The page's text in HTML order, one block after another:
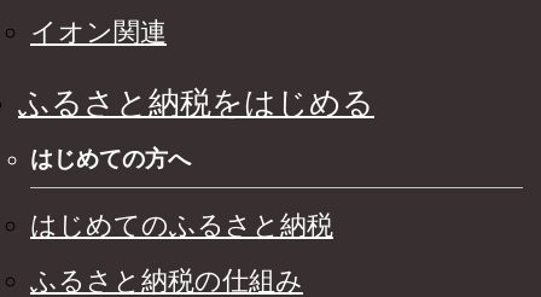
イオン関連
ふるさと納税をはじめる
はじめての方へ
はじめてのふるさと納税
ふるさと納税の仕組み